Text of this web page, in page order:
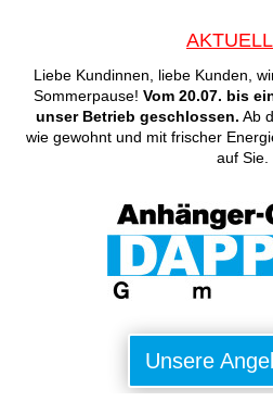
Liebe Kundinnen, liebe Kunden,
Sommerpause! Vom 20.07. bis
unser Betrieb geschlossen. Ab
wie gewohnt und mit frischer
auf Sie.
Unsere